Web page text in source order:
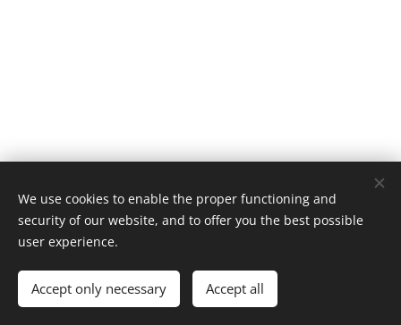
© 2017 Képkeret Stúdió Kft. 1114 Budapest, Bocskai út 10.
Minden ami képkeret
Languages
Magyar
English
We use cookies to enable the proper functioning and
security of our website, and to offer you the best possible
user experience.
Accept only necessary Accept all